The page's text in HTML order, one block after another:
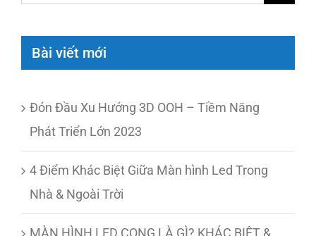
for:
Bài viết mới
Đón Đầu Xu Hướng 3D OOH – Tiềm Năng
Phát Triển Lớn 2023
4 Điểm Khác Biệt Giữa Màn hình Led Trong
Nhà & Ngoài Trời
MÀN HÌNH LED CONG LÀ GÌ? KHÁC BIỆT &